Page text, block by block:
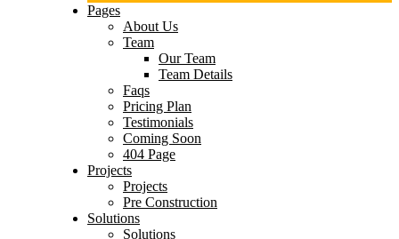
Pages
About Us
Team
Our Team
Team Details
Faqs
Pricing Plan
Testimonials
Coming Soon
404 Page
Projects
Projects
Pre Construction
Solutions
Solutions